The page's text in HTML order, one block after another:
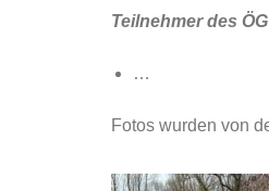
Teilnehmer des
…
Fotos wurden von